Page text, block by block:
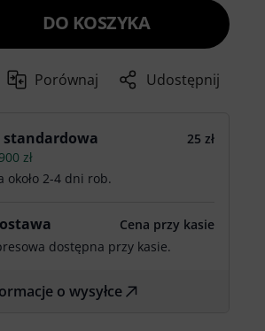
DO KOSZYKA
Porównaj Udostępnij
standardowa
25 zł
zł
około 2-4 dni rob.
Cena przy kasie
dostępna przy kasie.
o wysyłce